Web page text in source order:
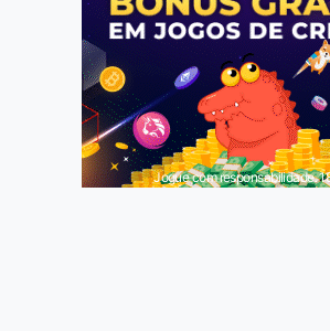
Jogue com responsabilidade.